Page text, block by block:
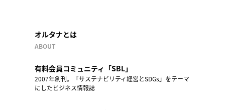
オルタナとは
ABOUT
有料会員コミュニティ「SBL」
2007年創刊。「サステナビリティ経営とSDGs」をテーマ
にしたビジネス情報誌